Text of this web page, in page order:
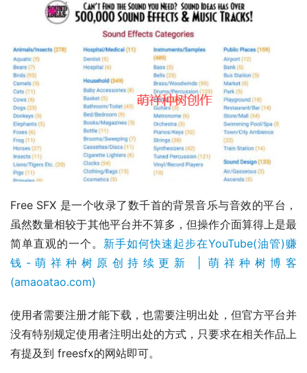
Free SFX 是一个收录了数千首的背景音乐与音效的平台，
虽然数量相较于其他平台并不算多，但操作介面算得上是最
简单直观的一个。 新手如何快速起步在YouTube(油管)赚
钱-萌祥种树原创持续更新 | 萌祥种树博客
(amaoatao.com)
使用者需要注册才能下载，也需要注明出处，但官方平台并
没有特别规定使用者注明出处的方式，只要求在相关作品上
有提及到 freesfx的网站即可。